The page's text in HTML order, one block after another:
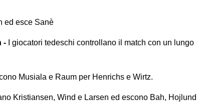
ed esce Sanè
- I giocatori tedeschi controllano il match con un lungo
Musiala e Raum per Henrichs e Wirtz.
Kristiansen, Wind e Larsen ed escono Bah, Hojlund